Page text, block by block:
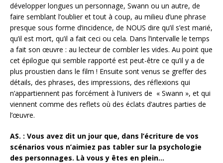
développer longues un personnage, Swann ou un autre, de
faire semblant l’oublier et tout à coup, au milieu d’une phrase
presque sous forme d’incidence, de NOUS dire qu’il s’est marié,
qu’il est mort, qu’il a fait ceci ou cela. Dans l’intervalle le temps
a fait son œuvre : au lecteur de combler les vides. Au point que
cet épilogue qui semble rapporté est peut-être ce qu’il y a de
plus proustien dans le film ! Ensuite sont venus se greffer des
détails, des phrases, des impressions, des réflexions qui
n’appartiennent pas forcément à l’univers de « Swann », et qui
viennent comme des reflets où des éclats d’autres parties de
l’œuvre.
AS. : Vous avez dit un jour que, dans l’écriture de vos
scénarios vous n’aimiez pas tabler sur la psychologie
des personnages. Là vous y êtes en plein…